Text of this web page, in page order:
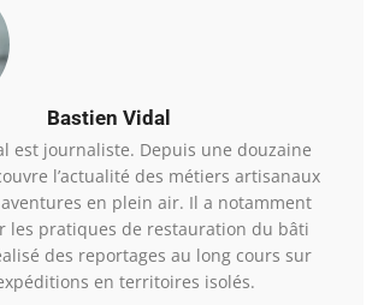
Bastien Vidal
est journaliste. Depuis une douzaine
l’actualité des métiers artisanaux
en plein air. Il a notamment
les pratiques de restauration du bâti
des reportages au long cours sur
en territoires isolés.